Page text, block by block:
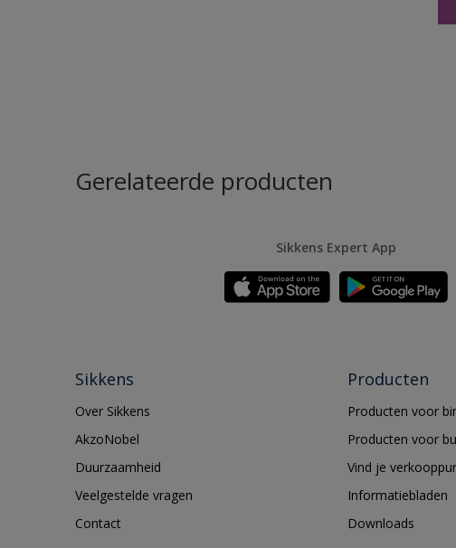
Gerelateerde producten
Sikkens Expert App
Sikkens
Over Sikkens
AkzoNobel
Duurzaamheid
Veelgestelde vragen
Contact
Producten
Producten voor
Producten voor
Vind je
Informatiebladen
Downloads